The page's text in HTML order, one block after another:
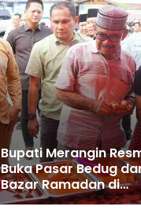
Bupati Merangin
Buka Pasar Bedug
Bazar Ramadan di
Bangko